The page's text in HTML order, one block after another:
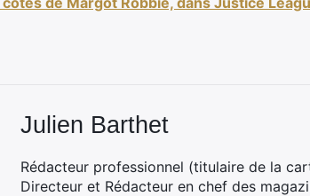
Julien Barthet
Rédacteur professionnel (titulaire de la
Directeur et Rédacteur en chef des